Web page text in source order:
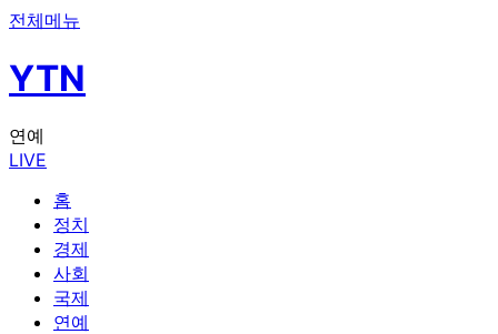
전체메뉴
YTN
연예
LIVE
홈
정치
경제
사회
국제
연예